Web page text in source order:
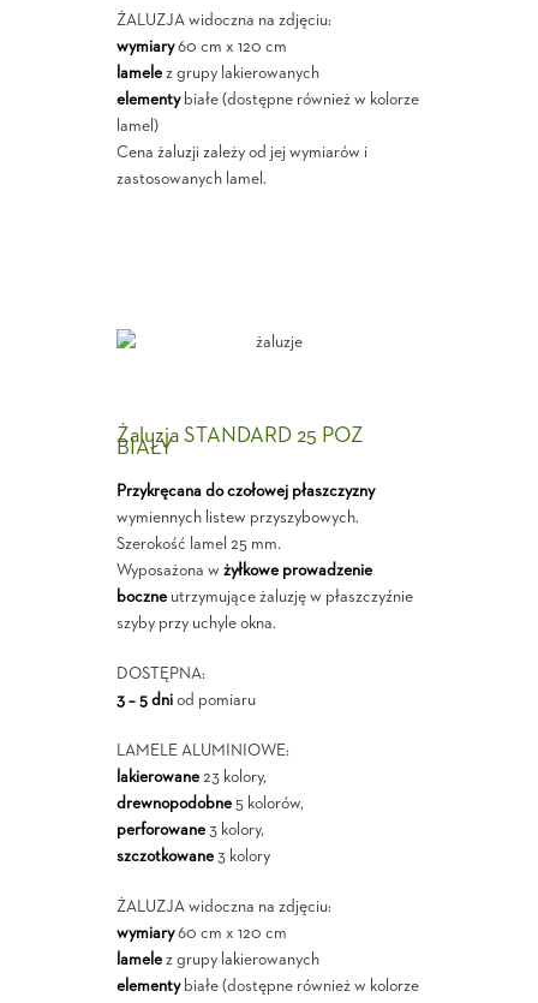
ŻALUZJA widoczna na zdjęciu:
wymiary60 cm x 120 cm
lamelez grupy lakierowanych
elementybiałe (dostępne również w kolorze
lamel)
Cena żaluzji zależy od jej wymiarów i
zastosowanych lamel.
Żaluzja STANDARD 25 POZ
BIAŁY
Przykręcana do czołowej płaszczyzny
wymiennych listew przyszybowych.
Szerokość lamel 25 mm.
Wyposażona w żyłkowe prowadzenie
boczneutrzymujące żaluzję w płaszczyźnie
szyby przy uchyle okna.
DOSTĘPNA:
3 – 5 dniod pomiaru
LAMELE ALUMINIOWE:
lakierowane23 kolory,
drewnopodobne5 kolorów,
perforowane3 kolory,
szczotkowane3 kolory
ŻALUZJA widoczna na zdjęciu:
wymiary60 cm x 120 cm
lamelez grupy lakierowanych
elementybiałe (dostępne również w kolorze